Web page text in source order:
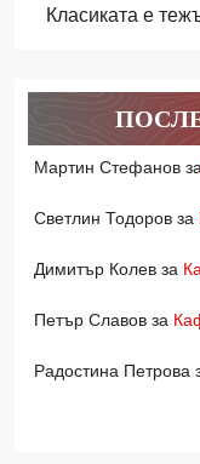
Класиката е
Мартин Стефанов за
Светлин Тодоров за
Димитър Колев за
Петър Славов за
Радостина Петрова